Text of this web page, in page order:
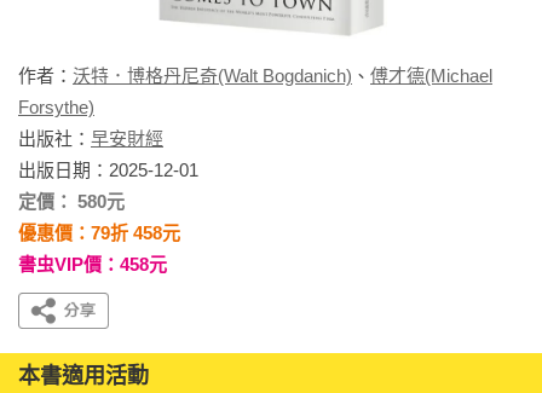
作者： 沃特．博格丹尼奇(Walt Bogdanich) 、 傅才德(Michael
Forsythe)
出版社： 早安財經
出版日期：2025-12-01
定價： 580元
優惠價：79折 458元
書虫VIP價：458元
本書適用活動